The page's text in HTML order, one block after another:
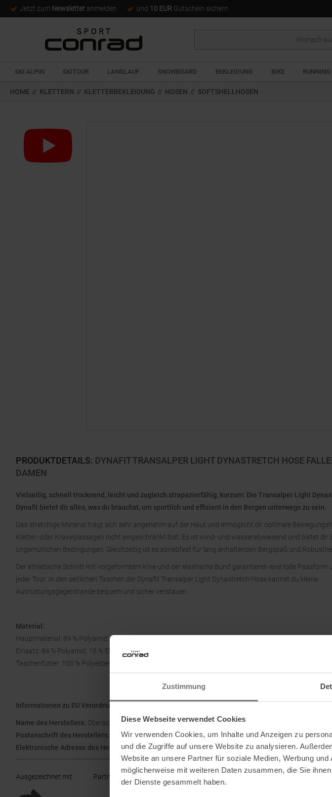
Zustimmung
Diese Webseite verwendet Cookies
Wir verwenden Cookies, um Inhalte und Anzeigen zu
und die Zugriffe auf unsere Website zu analysieren.
Website an unsere Partner für soziale Medien, Werbung
möglicherweise mit weiteren Daten zusammen, die Sie
der Dienste gesammelt haben.
Jetzt zum Newsletter anmelden und 10 EUR Gutschein sichern
SKI ALPIN SKITOUR LANGLAUF SNOWBOARD BEKLEIDUNG BIKE RUNNING
HOME // KLETTERN // KLETTERBEKLEIDUNG // HOSEN // SOFTSHELLHOSEN
PRODUKTDETAILS: DYNAFIT TRANSALPER LIGHT DYNASTRETCH HOSE
DAMEN
Vielseitig, schnell trocknend, leicht und zugleich strapazierfähig, kurzum: Die Transalper Light
Dynafit bietet dir alles, was du brauchst, um sportlich und effizient in den Bergen unterwegs zu sein.
Das stretchige Material trägt sich sehr angenehm auf der Haut und ermöglicht dir optimale
Kletter- oder Kraxelpassagen nicht eingeschränkt bist. Es ist wind- und wasserabweisend und bietet dir
ungemütlichen Bedingungen. Gleichzeitig ist es abriebfest für lang anhaltenden Bergspaß und
Der athletische Schnitt mit vorgeformtem Knie und der elastische Bund garantieren eine tolle Passform
jeder Tour. In den seitlichen Taschen der Dynafit Transalper Light Dynastretch Hose kannst du kleine
Ausrüstungsgegenstände bequem und sicher verstauen.
Material:
Hauptmaterial: 89 % Polyamid, 11 % Elasthan
Einsatz: 84 % Polyamid, 16 % Elasthan
Taschenfutter: 100 % Polyester (recycelt)
Informationen zu EU Verordnung GPSR
Name des Herstellers: Oberalp SPA
Postanschrift des Herstellers:
Waltraud Gebert Deeg Strasse, 4, 39100 Bozen
Elektronische Adresse des Herstellers:Customerservice@dynafit.de
Ausgezeichnet mit: Partner von